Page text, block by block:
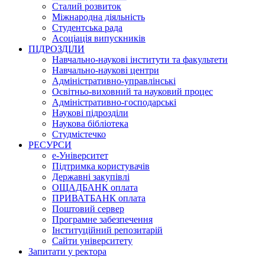
Сталий розвиток
Міжнародна діяльність
Студентська рада
Асоціація випускників
ПІДРОЗДІЛИ
Навчально-наукові інститути та факультети
Навчально-наукові центри
Адміністративно-управлінські
Освітньо-виховний та науковий процес
Адміністративно-господарські
Наукові підрозділи
Наукова бібліотека
Студмістечко
РЕСУРСИ
е-Університет
Підтримка користувачів
Державні закупівлі
ОЩАДБАНК оплата
ПРИВАТБАНК оплата
Поштовий сервер
Програмне забезпечення
Інституційний репозитарій
Сайти університету
Запитати у ректора